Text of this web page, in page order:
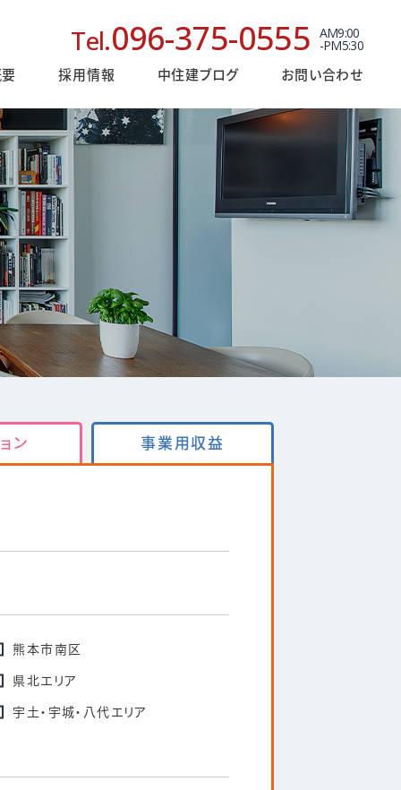
Tel.096-375-0555 AM9:00
-PM5:30
採用情報 中住建ブログ お問い合わせ
ン 事業用収益
熊本市南区
県北エリア
宇土・宇城・八代エリア